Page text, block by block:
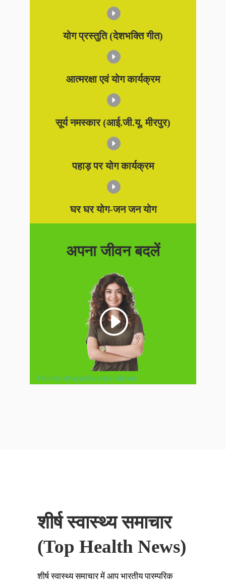
योग प्रस्तुति (देशभक्ति गीत)
आत्मरक्षा एवं योग कार्यक्रम
सूर्य नमस्कार (आई.जी.यू. मीरपुर)
पहाड़ पर योग कार्यक्रम
घर घर योग-जन जन योग
अपना जीवन बदलें
Follow @ayushyamandiram
शीर्ष स्वास्थ्य समाचार
(Top Health News)
शीर्ष स्वास्थ्य समाचार में आप भारतीय पारम्परिक